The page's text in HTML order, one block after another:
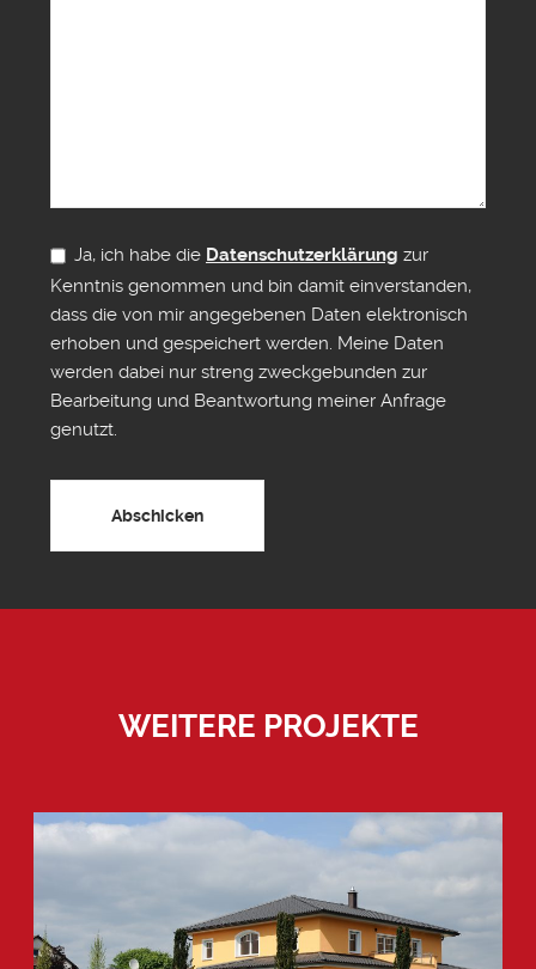
Ja, ich habe die Datenschutzerklärung zur
Kenntnis genommen und bin damit einverstanden,
dass die von mir angegebenen Daten elektronisch
erhoben und gespeichert werden. Meine Daten
werden dabei nur streng zweckgebunden zur
Bearbeitung und Beantwortung meiner Anfrage
genutzt.
WEITERE PROJEKTE